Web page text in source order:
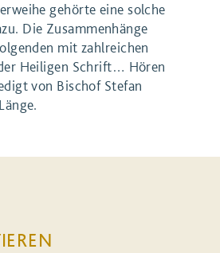
gehörte eine solche
Die Zusammenhänge
mit zahlreichen
Heiligen Schrift… Hören
von Bischof Stefan